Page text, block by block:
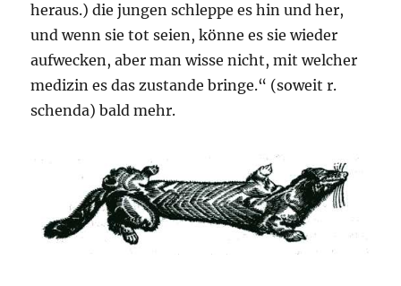
heraus.) die jungen schleppe es hin und her,
und wenn sie tot seien, könne es sie wieder
aufwecken, aber man wisse nicht, mit welcher
medizin es das zustande bringe.“ (soweit r.
schenda) bald mehr.